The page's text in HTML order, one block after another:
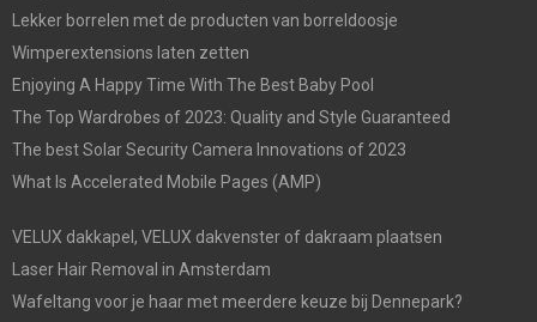
Lekker borrelen met de producten van borreldoosje
Wimperextensions laten zetten
Enjoying A Happy Time With The Best Baby Pool
The Top Wardrobes of 2023: Quality and Style Guaranteed
The best Solar Security Camera Innovations of 2023
What Is Accelerated Mobile Pages (AMP)
VELUX dakkapel, VELUX dakvenster of dakraam plaatsen
Laser Hair Removal in Amsterdam
Wafeltang voor je haar met meerdere keuze bij Dennepark?